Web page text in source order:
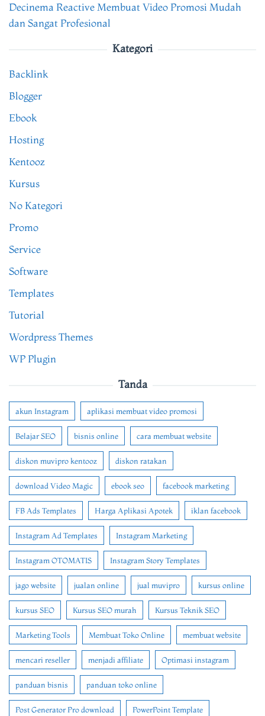
Decinema Reactive Membuat Video Promosi Mudah
dan Sangat Profesional
Kategori
Backlink
Blogger
Ebook
Hosting
Kentooz
Kursus
No Kategori
Promo
Service
Software
Templates
Tutorial
Wordpress Themes
WP Plugin
Tanda
akun Instagram aplikasi membuat video promosi
Belajar SEO bisnis online cara membuat website
diskon muvipro kentooz diskon ratakan
download Video Magic ebook seo facebook marketing
FB Ads Templates Harga Aplikasi Apotek iklan facebook
Instagram Ad Templates Instagram Marketing
Instagram OTOMATIS Instagram Story Templates
jago website jualan online jual muvipro kursus online
kursus SEO Kursus SEO murah Kursus Teknik SEO
Marketing Tools Membuat Toko Online membuat website
mencari reseller menjadi affiliate Optimasi instagram
panduan bisnis panduan toko online
Post Generator Pro download PowerPoint Template